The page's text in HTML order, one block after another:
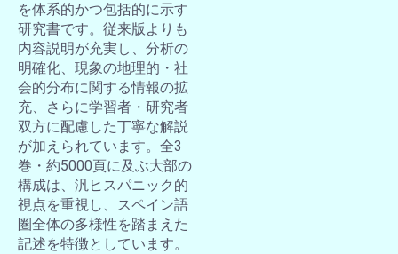
を体系的かつ包括的に示す
研究書です。従来版よりも
内容説明が充実し、分析の
明確化、現象の地理的・社
会的分布に関する情報の拡
充、さらに学習者・研究者
双方に配慮した丁寧な解説
が加えられています。全3
巻・約5000頁に及ぶ大部の
構成は、汎ヒスパニック的
視点を重視し、スペイン語
圏全体の多様性を踏まえた
記述を特徴としています。